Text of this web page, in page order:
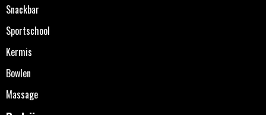
Snackbar
Sportschool
Kermis
Bowlen
Massage